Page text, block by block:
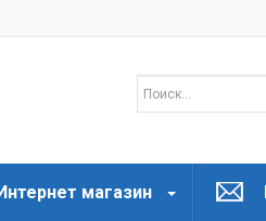
Интернет магазин